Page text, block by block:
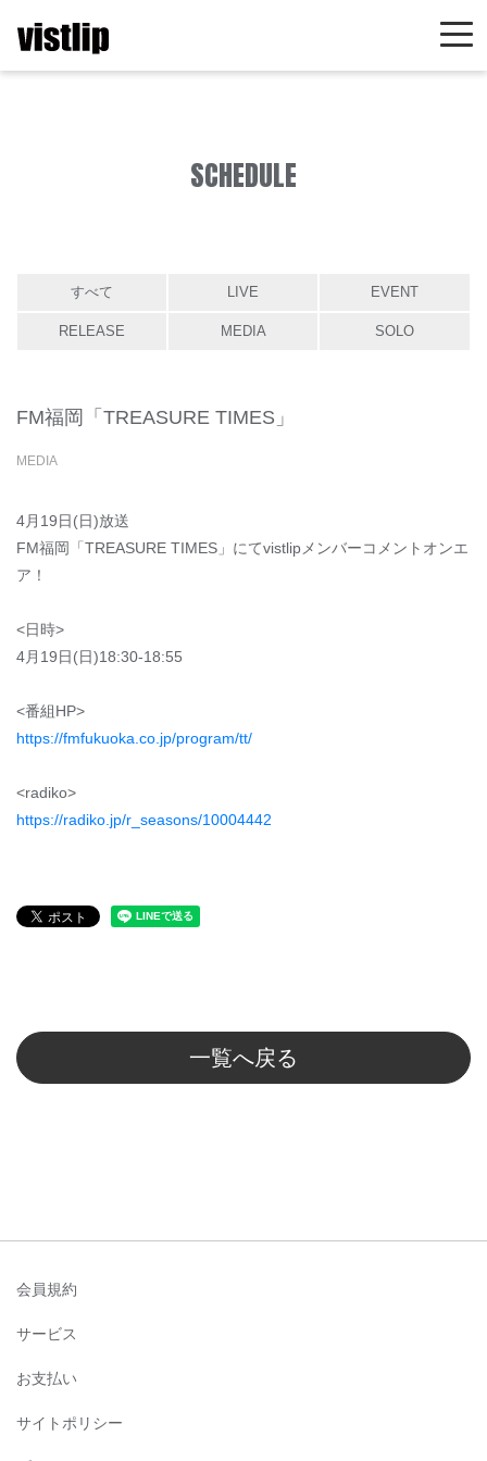
SCHEDULE
すべて LIVE EVENT
RELEASE MEDIA SOLO
FM福岡「TREASURE TIMES」
MEDIA
4月19日(日)放送
FM福岡「TREASURE TIMES」にてvistlipメンバーコメントオンエ
ア！
<日時>
4月19日(日)18:30-18:55
<番組HP>
https://fmfukuoka.co.jp/program/tt/
<radiko>
https://radiko.jp/r_seasons/10004442
一覧へ戻る
会員規約
サービス
お支払い
サイトポリシー